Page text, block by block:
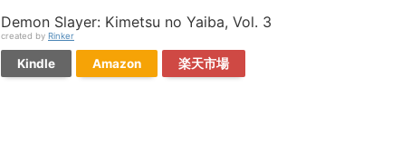
Demon Slayer: Kimetsu no Yaiba, Vol. 3
created by Rinker
Kindle Amazon 楽天市場